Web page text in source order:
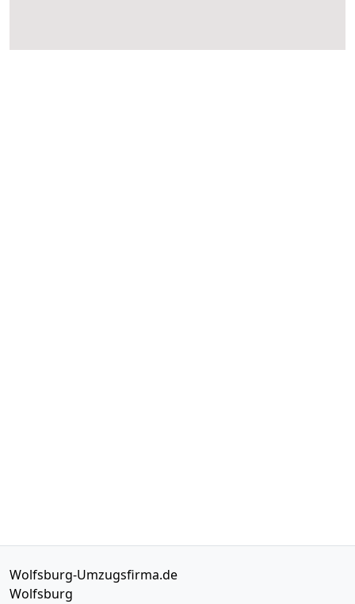
Wolfsburg-Umzugsfirma.de
Wolfsburg